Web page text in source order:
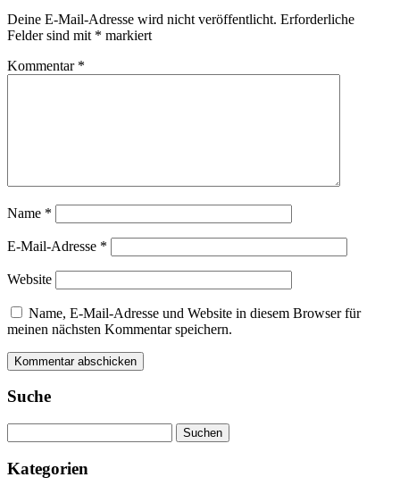
Deine E-Mail-Adresse wird nicht veröffentlicht. Erforderliche
Felder sind mit * markiert
Kommentar *
Name *
E-Mail-Adresse *
Website
Name, E-Mail-Adresse und Website in diesem Browser für
meinen nächsten Kommentar speichern.
Suche
nach:
Kategorien